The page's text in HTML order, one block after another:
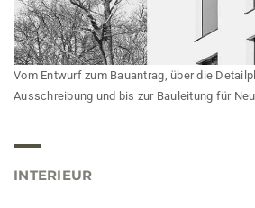
Vom Entwurf zum Bauantrag, über die
Ausschreibung und bis zur Bauleitung für
INTERIEUR